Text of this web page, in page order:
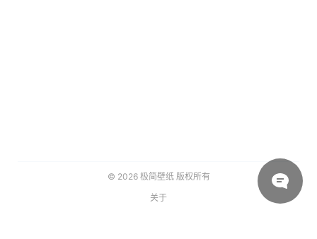
© 2026 极简壁纸版权所有
关于